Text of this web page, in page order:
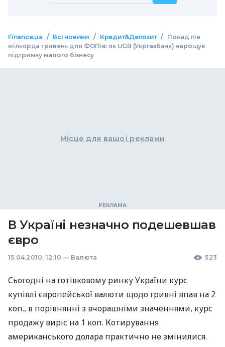
Finance.ua / Всі новини / Кредит&Депозит / Понад пів
мільярда гривень для ФОПів: як UGB (Укргазбанк) нарощує
підтримку малого бізнесу
Місце для вашої реклами
В Україні незначно подешевшав
євро
15.04.2010, 12:10 — Валюта 523
Сьогодні на готівковому ринку України курс
купівлі європейської валюти щодо гривні впав на 2
коп., в порівнянні з вчорашніми значеннями, курс
продажу виріс на 1 коп. Котирування
американського долара практично не змінилися.